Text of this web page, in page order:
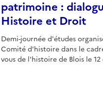
patrimoine :
Histoire et Droit
Demi-journée d'études
Comité d'histoire dans le
vous de l'histoire de Blois le